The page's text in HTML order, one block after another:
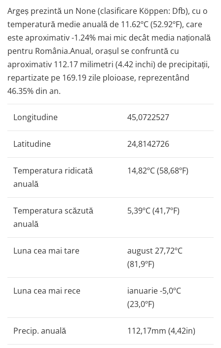
Argeș prezintă un None (clasificare Köppen: Dfb), cu o
temperatură medie anuală de 11.62ºC (52.92ºF), care
este aproximativ -1.24% mai mic decât media națională
pentru România.Anual, orașul se confruntă cu
aproximativ 112.17 milimetri (4.42 inchi) de precipitații,
repartizate pe 169.19 zile ploioase, reprezentând
46.35% din an.
Longitudine 45,0722527
Latitudine 24,8142726
Temperatura ridicată
anuală
14,82ºC (58,68ºF)
Temperatura scăzută
anuală
5,39ºC (41,7ºF)
Luna cea mai tare
august 27,72ºC
(81,9ºF)
Luna cea mai rece
ianuarie -5,0ºC
(23,0ºF)
Precip. anuală 112,17mm (4,42in)